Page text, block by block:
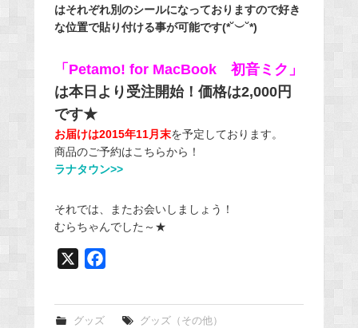
はそれぞれ別のシールになっておりますので好き
な位置で貼り付ける事が可能です(*˘︶˘*)
「Petamo! for MacBook 初音ミク」
は本日より受注開始！価格は2,000円
です★
お届けは2015年11月末を予定しております。
商品のご予約はこちらから！
ラナタウン>>
それでは、またお会いしましょう！
むらちゃんでした～★
グッズ グッズ（その他）